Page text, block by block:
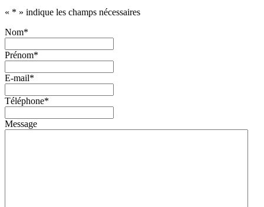
« * » indique les champs nécessaires
Nom*
Prénom*
E-mail*
Téléphone*
Message